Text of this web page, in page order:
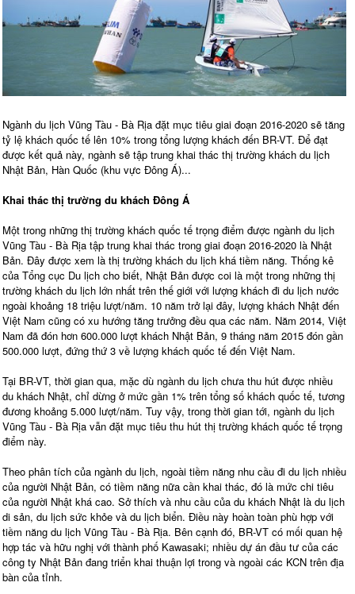
Ngành du lịch Vũng Tàu - Bà Rịa đặt mục tiêu giai đoạn 2016-2020 sẽ tăng
tỷ lệ khách quốc tế lên 10% trong tổng lượng khách đến BR-VT. Để đạt
được kết quả này, ngành sẽ tập trung khai thác thị trường khách du lịch
Nhật Bản, Hàn Quốc (khu vực Đông Á)...
Khai thác thị trường du khách Đông Á
Một trong những thị trường khách quốc tế trọng điểm được ngành du lịch
Vũng Tàu - Bà Rịa tập trung khai thác trong giai đoạn 2016-2020 là Nhật
Bản. Đây được xem là thị trường khách du lịch khá tiềm năng. Thống kê
của Tổng cục Du lịch cho biết, Nhật Bản được coi là một trong những thị
trường khách du lịch lớn nhất trên thế giới với lượng khách đi du lịch nước
ngoài khoảng 18 triệu lượt/năm. 10 năm trở lại đây, lượng khách Nhật đến
Việt Nam cũng có xu hướng tăng trưởng đều qua các năm. Năm 2014, Việt
Nam đã đón hơn 600.000 lượt khách Nhật Bản, 9 tháng năm 2015 đón gần
500.000 lượt, đứng thứ 3 về lượng khách quốc tế đến Việt Nam.
Tại BR-VT, thời gian qua, mặc dù ngành du lịch chưa thu hút được nhiều
du khách Nhật, chỉ dừng ở mức gần 1% trên tổng số khách quốc tế, tương
đương khoảng 5.000 lượt/năm. Tuy vậy, trong thời gian tới, ngành du lịch
Vũng Tàu - Bà Rịa vẫn đặt mục tiêu thu hút thị trường khách quốc tế trọng
điểm này.
Theo phân tích của ngành du lịch, ngoài tiềm năng nhu cầu đi du lịch nhiều
của người Nhật Bản, có tiềm năng nữa cần khai thác, đó là mức chi tiêu
của người Nhật khá cao. Sở thích và nhu cầu của du khách Nhật là du lịch
di sản, du lịch sức khỏe và du lịch biển. Điều này hoàn toàn phù hợp với
tiềm năng du lịch Vũng Tàu - Bà Rịa. Bên cạnh đó, BR-VT có mối quan hệ
hợp tác và hữu nghị với thành phố Kawasaki; nhiều dự án đầu tư của các
công ty Nhật Bản đang triển khai thuận lợi trong và ngoài các KCN trên địa
bàn của tỉnh.